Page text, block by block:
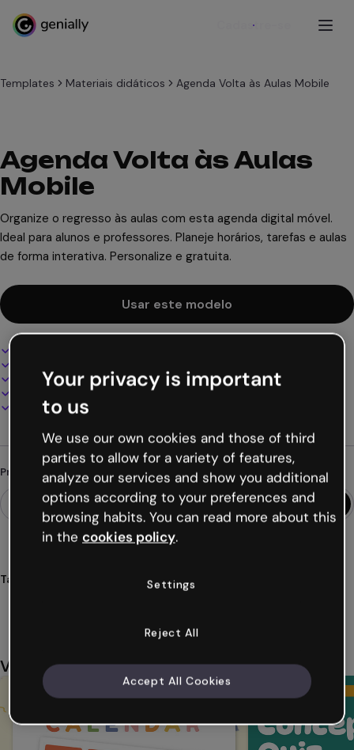
Cadastre-se
Templates Materiais didáticos Agenda Volta às Aulas Mobile
Agenda Volta às Aulas
Mobile
Organize o regresso às aulas com esta agenda digital móvel.
Ideal para alunos e professores. Planeje horários, tarefas e aulas
de forma interativa. Personalize e gratuita.
Usar este modelo
Adicione áudio, vídeo e multimídia
Apresente, compartilhe ou publique online
Baixe em PDF, MP4 e outros formatos
Procurando algo diferente?
Tags
Você também pode gostar
Your privacy is important
to us
We use our own cookies and those of third
parties to allow for a variety of features,
analyze our services and show you additional
options according to your preferences and
browsing habits. You can read more about this
in the cookies policy.
Settings
Reject All
Accept All Cookies